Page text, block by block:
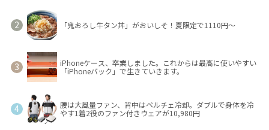
「鬼おろし牛タン丼」がおいしそ！夏限定で1110円～
iPhoneケース、卒業しました。これからは最高に使いやすい
「iPhoneバック」で生きていきます。
腰は大風量ファン、背中はペルチェ冷却。ダブルで身体を冷
やす1着2役のファン付きウェアが10,980円